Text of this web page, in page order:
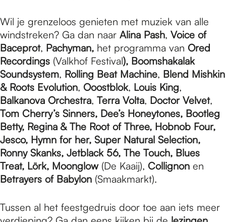
Wil je grenzeloos genieten met muziek van alle
windstreken? Ga dan naar Alina Pash, Voice of
Baceprot, Pachyman, het programma van Ored
Recordings (Valkhof Festival), Boomshakalak
Soundsystem, Rolling Beat Machine, Blend Mishkin
& Roots Evolution, Ooostblok, Louis King,
Balkanova Orchestra, Terra Volta, Doctor Velvet,
Tom Cherry’s Sinners, Dee’s Honeytones, Bootleg
Betty, Regina & The Root of Three, Hobnob Four,
Jesco, Hymn for her, Super Natural Selection,
Ronny Skanks, Jetblack 56, The Touch, Blues
Treat, Lörk, Moonglow(De Kaaij), Collignon en
Betrayers of Babylon (Smaakmarkt).
Tussen al het feestgedruis door toe aan iets meer